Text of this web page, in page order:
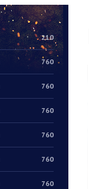
210
760
760
760
760
760
760